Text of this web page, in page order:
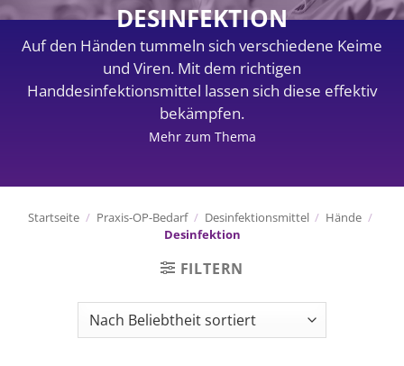
DESINFEKTION
Auf den Händen tummeln sich verschiedene Keime
und Viren. Mit dem richtigen
Handdesinfektionsmittel lassen sich diese effektiv
bekämpfen.
Mehr zum Thema
Startseite / Praxis-OP-Bedarf / Desinfektionsmittel / Hände /
Desinfektion
FILTERN